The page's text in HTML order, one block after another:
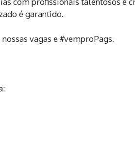
é garantido.
vagas e #vemproPags.